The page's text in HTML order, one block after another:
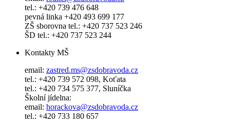
tel.: +420 739 476 648
pevná linka +420 493 699 177
ZŠ sborovna tel.: +420 737 523 246
ŠD tel.: +420 737 523 244
Kontakty MŠ
email: zastred.ms@zsdobravoda.cz
tel.: +420 739 572 098, Koťata
tel.: +420 734 575 377, Sluníčka
Školní jídelna:
email: horackova@zsdobravoda.cz
tel.: +420 733 180 657